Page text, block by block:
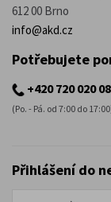
612 00 Brno
info@akd.cz
Potřebujete
+420 720 020
(Po. - Pá. od 7:00 do
Přihlášení do